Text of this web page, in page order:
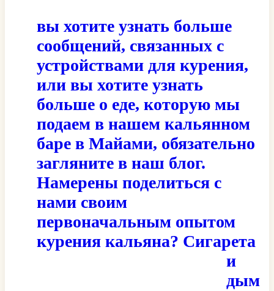
вы хотите узнать больше
сообщений, связанных с
устройствами для курения,
или вы хотите узнать
больше о еде, которую мы
подаем в нашем кальянном
баре в Майами, обязательно
загляните в наш блог.
Намерены поделиться с
нами своим
первоначальным опытом
курения кальяна? Сигарета
и
дым